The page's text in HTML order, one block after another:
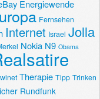
Energiewende
Fernsehen
Internet Israel Jolla
Nokia N9 Obama
Therapie Tipp Trinken
Rundfunk